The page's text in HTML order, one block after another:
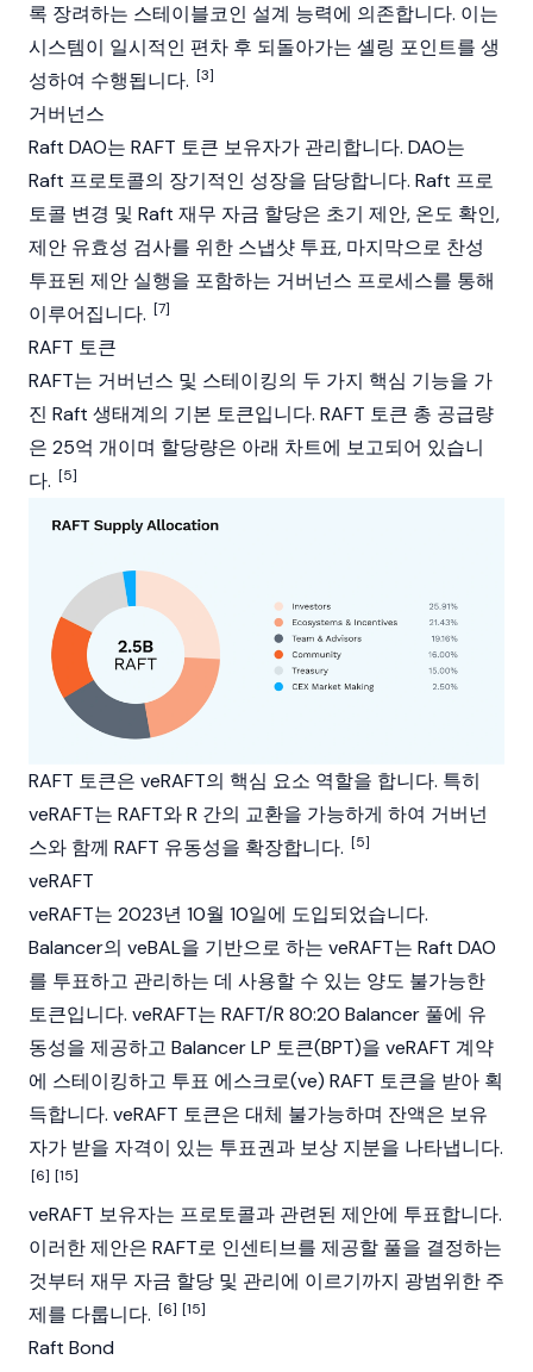
록 장려하는 스테이블코인 설계 능력에 의존합니다. 이는
시스템이 일시적인 편차 후 되돌아가는 셸링 포인트를 생
성하여 수행됩니다. [3]
거버넌스
Raft DAO는 RAFT 토큰 보유자가 관리합니다. DAO는
Raft 프로토콜의 장기적인 성장을 담당합니다. Raft 프로
토콜 변경 및 Raft 재무 자금 할당은 초기 제안, 온도 확인,
제안 유효성 검사를 위한 스냅샷 투표, 마지막으로 찬성
투표된 제안 실행을 포함하는 거버넌스 프로세스를 통해
이루어집니다. [7]
RAFT 토큰
RAFT는 거버넌스 및 스테이킹의 두 가지 핵심 기능을 가
진 Raft 생태계의 기본 토큰입니다. RAFT 토큰 총 공급량
은 25억 개이며 할당량은 아래 차트에 보고되어 있습니
다. [5]
RAFT 토큰은 veRAFT의 핵심 요소 역할을 합니다. 특히
veRAFT는 RAFT와 R 간의 교환을 가능하게 하여 거버넌
스와 함께 RAFT 유동성을 확장합니다. [5]
veRAFT
veRAFT는 2023년 10월 10일에 도입되었습니다.
Balancer의 veBAL을 기반으로 하는 veRAFT는 Raft DAO
를 투표하고 관리하는 데 사용할 수 있는 양도 불가능한
토큰입니다. veRAFT는 RAFT/R 80:20 Balancer 풀에 유
동성을 제공하고 Balancer LP 토큰(BPT)을 veRAFT 계약
에 스테이킹하고 투표 에스크로(ve) RAFT 토큰을 받아 획
득합니다. veRAFT 토큰은 대체 불가능하며 잔액은 보유
자가 받을 자격이 있는 투표권과 보상 지분을 나타냅니다.
[6] [15]
veRAFT 보유자는 프로토콜과 관련된 제안에 투표합니다.
이러한 제안은 RAFT로 인센티브를 제공할 풀을 결정하는
것부터 재무 자금 할당 및 관리에 이르기까지 광범위한 주
제를 다룹니다. [6] [15]
Raft Bond